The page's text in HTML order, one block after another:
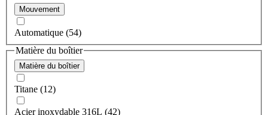
Mouvement
Automatique (54)
Matière du boîtier
Matière du boîtier
Titane (12)
Acier inoxydable 316L (42)